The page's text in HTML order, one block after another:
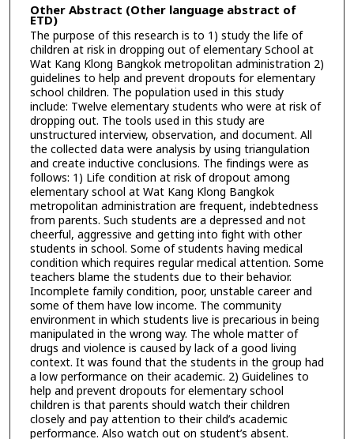
Other Abstract (Other language abstract of
ETD)
The purpose of this research is to 1) study the life of
children at risk in dropping out of elementary School at
Wat Kang Klong Bangkok metropolitan administration 2)
guidelines to help and prevent dropouts for elementary
school children. The population used in this study
include: Twelve elementary students who were at risk of
dropping out. The tools used in this study are
unstructured interview, observation, and document. All
the collected data were analysis by using triangulation
and create inductive conclusions. The findings were as
follows: 1) Life condition at risk of dropout among
elementary school at Wat Kang Klong Bangkok
metropolitan administration are frequent, indebtedness
from parents. Such students are a depressed and not
cheerful, aggressive and getting into fight with other
students in school. Some of students having medical
condition which requires regular medical attention. Some
teachers blame the students due to their behavior.
Incomplete family condition, poor, unstable career and
some of them have low income. The community
environment in which students live is precarious in being
manipulated in the wrong way. The whole matter of
drugs and violence is caused by lack of a good living
context. It was found that the students in the group had
a low performance on their academic. 2) Guidelines to
help and prevent dropouts for elementary school
children is that parents should watch their children
closely and pay attention to their child’s academic
performance. Also watch out on student’s absent.